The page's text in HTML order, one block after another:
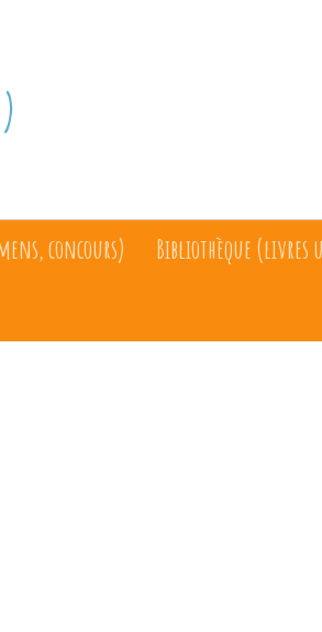
concours)
Bibliothèque (livres